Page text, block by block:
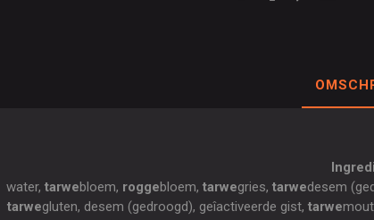
water, tarwebloem, roggebloem, tarwegries, tarwedesem
tarwegluten, desem (gedroogd), geîactiveerde gist, tarwe